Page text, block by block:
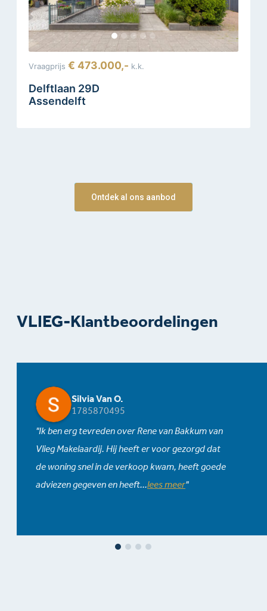
Vraagprijs € 473.000,- k.k.
Delftlaan 29D
Assendelft
Ontdek al ons aanbod
VLIEG-Klantbeoordelingen
Silvia Van O.
1785870495
Ik ben erg tevreden over Rene van Bakkum van
Vlieg Makelaardij. Hij heeft er voor gezorgd dat
de woning snel in de verkoop kwam, heeft goede
adviezen gegeven en heeft...lees meer